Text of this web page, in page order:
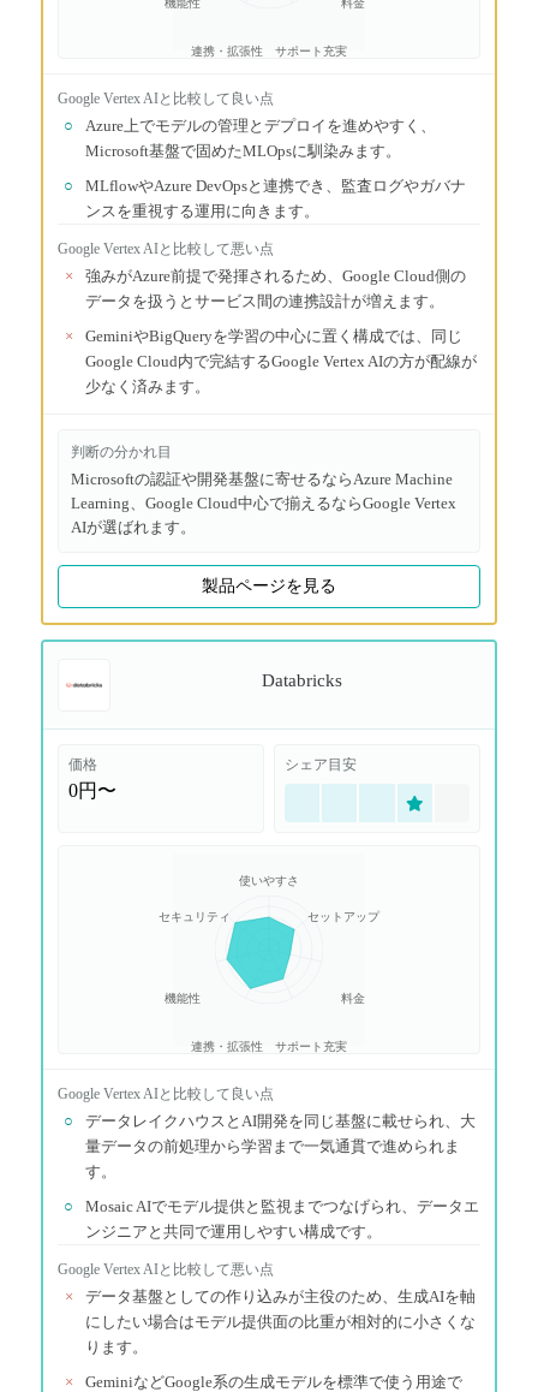
サポート充実
連携・拡張性
Google Vertex AIと比較して良い点
○
Azure上でモデルの管理とデプロイを進めやすく、
Microsoft基盤で固めたMLOpsに馴染みます。
○
MLflowやAzure DevOpsと連携でき、監査ログやガバナ
ンスを重視する運用に向きます。
Google Vertex AIと比較して悪い点
×
強みがAzure前提で発揮されるため、Google Cloud側の
データを扱うとサービス間の連携設計が増えます。
×
GeminiやBigQueryを学習の中心に置く構成では、同じ
Google Cloud内で完結するGoogle Vertex AIの方が配線が
少なく済みます。
判断の分かれ目
Microsoftの認証や開発基盤に寄せるならAzure Machine
Learning、Google Cloud中心で揃えるならGoogle Vertex
AIが選ばれます。
製品ページを見る
Databricks
価格
0円〜
シェア目安
使いやすさ
セットアップ
料金
サポート充実
連携・拡張性
機能性
セキュリティ
Google Vertex AIと比較して良い点
○
データレイクハウスとAI開発を同じ基盤に載せられ、大
量データの前処理から学習まで一気通貫で進められま
す。
○
Mosaic AIでモデル提供と監視までつなげられ、データエ
ンジニアと共同で運用しやすい構成です。
Google Vertex AIと比較して悪い点
×
データ基盤としての作り込みが主役のため、生成AIを軸
にしたい場合はモデル提供面の比重が相対的に小さくな
ります。
×
GeminiなどGoogle系の生成モデルを標準で使う用途で